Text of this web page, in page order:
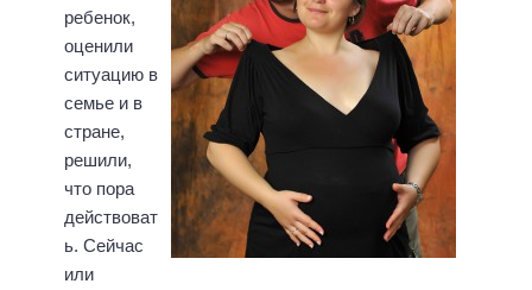
ребенок,
оценили
ситуацию в
семье и в
стране,
решили,
что пора
действоват
ь. Сейчас
или